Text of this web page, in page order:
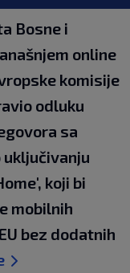
Bosne i
online
komisije
odluku
sa
uključivanju
koji bi
mobilnih
bez dodatnih